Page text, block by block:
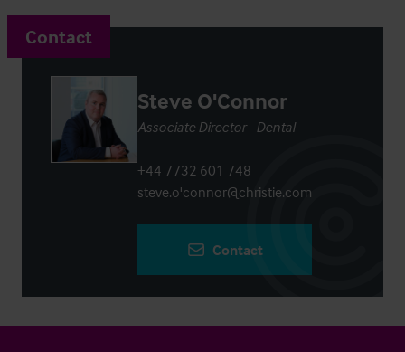
Contact
Steve O'Connor
Associate Director - Dental
+44 7732 601 748
steve.o'connor@christie.com
Contact